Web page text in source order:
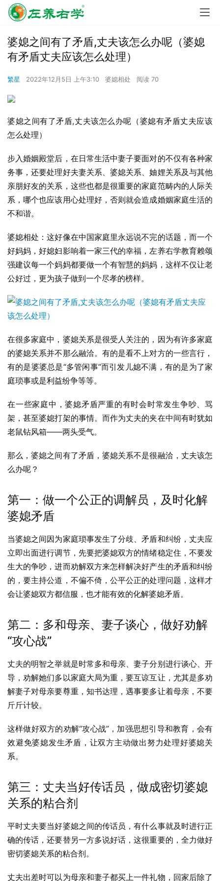
婆媳之间有了矛盾,丈夫该怎么办呢（婆媳
有矛盾丈夫应该怎么处理）
繁星 2022年12月5日 上午3:10 婆媳相处 阅读 70
婆媳之间有了矛盾,丈夫该怎么办呢（婆媳有矛盾丈夫应该
怎么处理）
步入婚姻殿堂后，在日常生活中妻子要面对的不仅有各种家
务事，还要处理好夫妻关系、婆媳关系、妯娌关系及与其他
亲朋好友的关系，这些也都是很重要的家庭范畴内的人际关
系，哪个也应该用心处理好，否则就会造成婚姻家庭生活的
不和谐。
婆媳相处：这好像在中国家庭里永远说不完的话题，而一个
好妈妈，好媳妇影响着一家三代的幸福，左养右学教育赖颂
强建议每一个妈妈都要做一个有智慧的妈妈，这样不仅让老
公好过，更为孩子做到一个尽孝的榜样。
在很多家庭中，婆媳关系是很受人关注的，因为有许多家庭
的婆媳关系并不那么融洽。有的是看不上对方的一些言行，
有的是婆婆总是“多管闲事”而引发儿媳不满，有的是为了家
庭琐事或是利益纷争等等。
在一些家庭中，婆媳矛盾严重的有时会时常发生争吵、骂
架，甚至婆媳打架的事情。而作为丈夫的夹在中间有时犹如
老鼠钻风箱——两头受气。
那么，婆媳之间有了矛盾，婆媳关系不是很融洽，丈夫该怎
么办呢？
第一：做一个公正的调解员，及时化解
婆媳矛盾
当婆媳之间因为家庭琐事发生了分歧、矛盾和纠纷，丈夫应
立即出面进行调节，先要把婆媳双方的情绪稳定住，不要发
生大的争吵，进而劝解双方来怎样解决好产生的矛盾和纠纷
的，要主持公道，不偏不倚，公平公正的处理问题，这样才
会让婆媳双方都信服，也才能有效的化解婆媳矛盾。
第二：多和母亲、妻子谈心，做好劝解
“攻心战”
丈夫的明智之举就是时常多和母亲、妻子分别进行谈心、开
导，劝解她们多以家庭大局为重，要互谅互让，尤其是多劝
解妻子对母亲要尊重，知书达理，遇事要多让着母亲，不要
斤斤计较。
这样做好双方的劝解“攻心战”，加强思想引导和教育，会有
效避免婆媳发生矛盾，让双方主动做出努力处理好婆媳关
系。
第三：丈夫当好传话员，做成密切婆媳
关系的粘合剂
平时丈夫要当好婆媳之间的传话员，有什么事就及时进行正
确的传话，还要替另一方多说好话，这很重要的，全力做好
密切婆媳关系的粘合剂。
丈夫出差时可以为母亲和妻子都买上一件礼物，回家后除了